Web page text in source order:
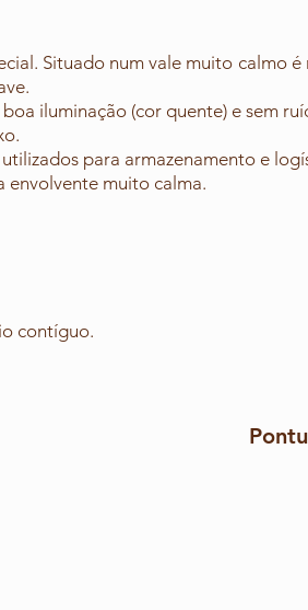
Situado num vale muito calmo
iluminação (cor quente) e sem
para armazenamento e
envolvente muito calma.
contíguo.